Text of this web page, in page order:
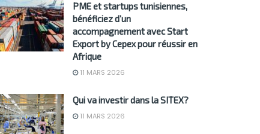
PME et startups tunisiennes,
bénéficiez d’un
accompagnement avec Start
Export by Cepex pour réussir en
Afrique
11 MARS 2026
Qui va investir dans la SITEX?
11 MARS 2026